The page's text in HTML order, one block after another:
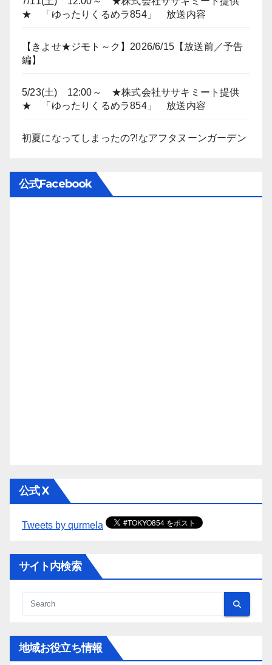
★ 「ゆったりくるめラ854」 放送内容
【きよせ★ジモト～ク】2026/6/15【放送前／予告
編】
5/23(土) 12:00～ ★株式会社ササキミート提供
★ 「ゆったりくるめラ854」 放送内容
初夏になってしまったの?!なアフタヌーンガーデン
公式Facebook
公式 X
Tweets by qurmela
サイト内検索
地域お役立ち情報